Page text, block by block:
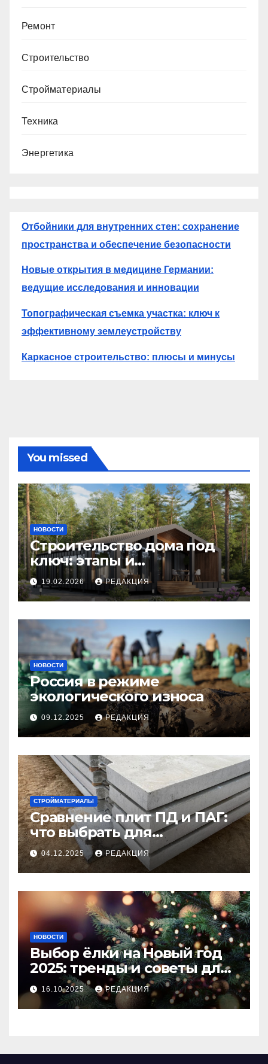
Ремонт
Строительство
Стройматериалы
Техника
Энергетика
Отбойники для внутренних стен: сохранение
пространства и обеспечение безопасности
Новые открытия в медицине Германии:
ведущие исследования и инновации
Топографическая съемка участка: ключ к
эффективному землеустройству
Каркасное строительство: плюсы и минусы
You missed
НОВОСТИ
Строительство дома под
ключ: этапы и
планирование бюджета
19.02.2026 РЕДАКЦИЯ
НОВОСТИ
Россия в режиме
экологического износа
09.12.2025 РЕДАКЦИЯ
СТРОЙМАТЕРИАЛЫ
Сравнение плит ПД и ПАГ:
что выбрать для
долговечного и прочного
покрытия
04.12.2025 РЕДАКЦИЯ
НОВОСТИ
Выбор ёлки на Новый год
2025: тренды и советы для
идеального праздника
16.10.2025 РЕДАКЦИЯ